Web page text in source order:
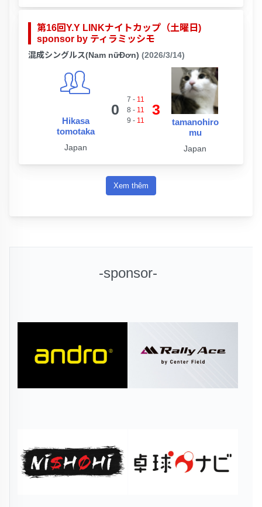
第16回Y.Y LINKナイトカップ（土曜日)
sponsor by ティラミッシモ
混成シングルス(Nam nữĐơn) (2026/3/14)
Hikasa
tomotaka
Japan
0
7 - 11
8 - 11
9 - 11
3
tamanohiro
mu
Japan
Xem thêm
-sponsor-